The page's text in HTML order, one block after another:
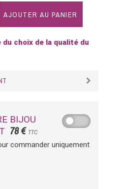
AJOUTER AU PANIER
choix de la qualité du
BIJOU
78 € TTC
commander uniquement